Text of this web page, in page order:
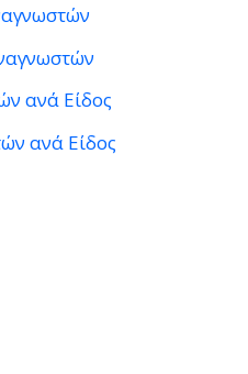
ανά Είδος
ανά Είδος